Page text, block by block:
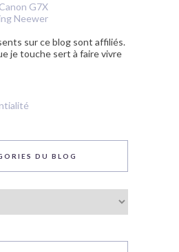
G7X
Neewer
sur ce blog sont affiliés.
je touche sert à faire vivre
DU BLOG